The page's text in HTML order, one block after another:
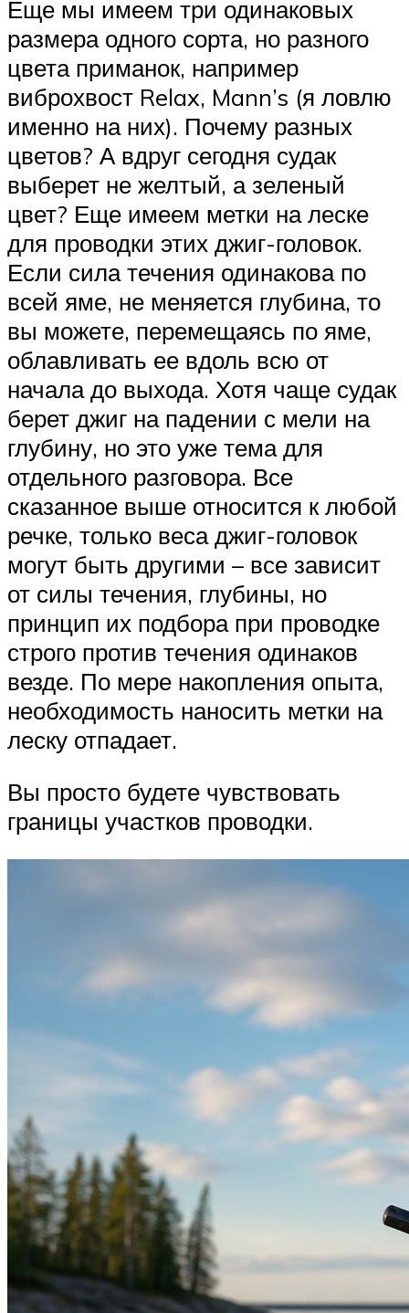
Еще мы имеем три одинаковых
размера одного сорта, но разного
цвета приманок, например
виброхвост Relax, Mann’s (я ловлю
именно на них). Почему разных
цветов? А вдруг сегодня судак
выберет не желтый, а зеленый
цвет? Еще имеем метки на леске
для проводки этих джиг-головок.
Если сила течения одинакова по
всей яме, не меняется глубина, то
вы можете, перемещаясь по яме,
облавливать ее вдоль всю от
начала до выхода. Хотя чаще судак
берет джиг на падении с мели на
глубину, но это уже тема для
отдельного разговора. Все
сказанное выше относится к любой
речке, только веса джиг-головок
могут быть другими – все зависит
от силы течения, глубины, но
принцип их подбора при проводке
строго против течения одинаков
везде. По мере накопления опыта,
необходимость наносить метки на
леску отпадает.
Вы просто будете чувствовать
границы участков проводки.